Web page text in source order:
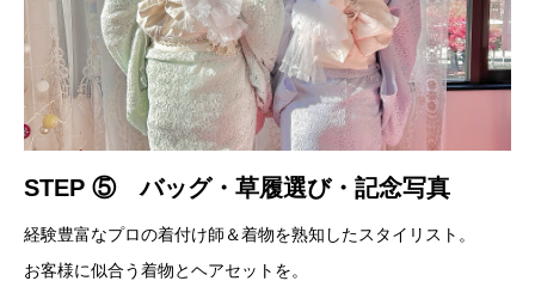
STEP ⑤ バッグ・草履選び・記念写真
経験豊富なプロの着付け師＆着物を熟知したスタイリスト。
お客様に似合う着物とヘアセットを。